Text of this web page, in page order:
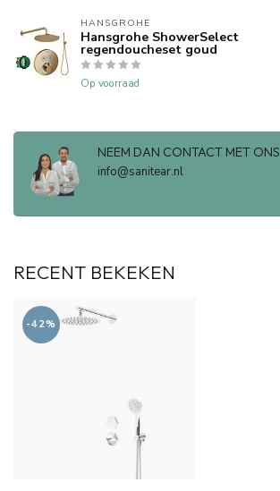
HANSGROHE
Hansgrohe ShowerSelect
regendoucheset goud
Op voorraad
NEEM DAN CONTACT MET ONS
info@sanitear.nl
RECENT BEKEKEN
-42%